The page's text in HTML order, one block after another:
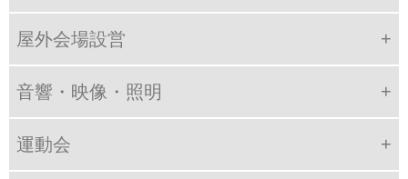
屋外会場設営
音響・映像・照明
運動会